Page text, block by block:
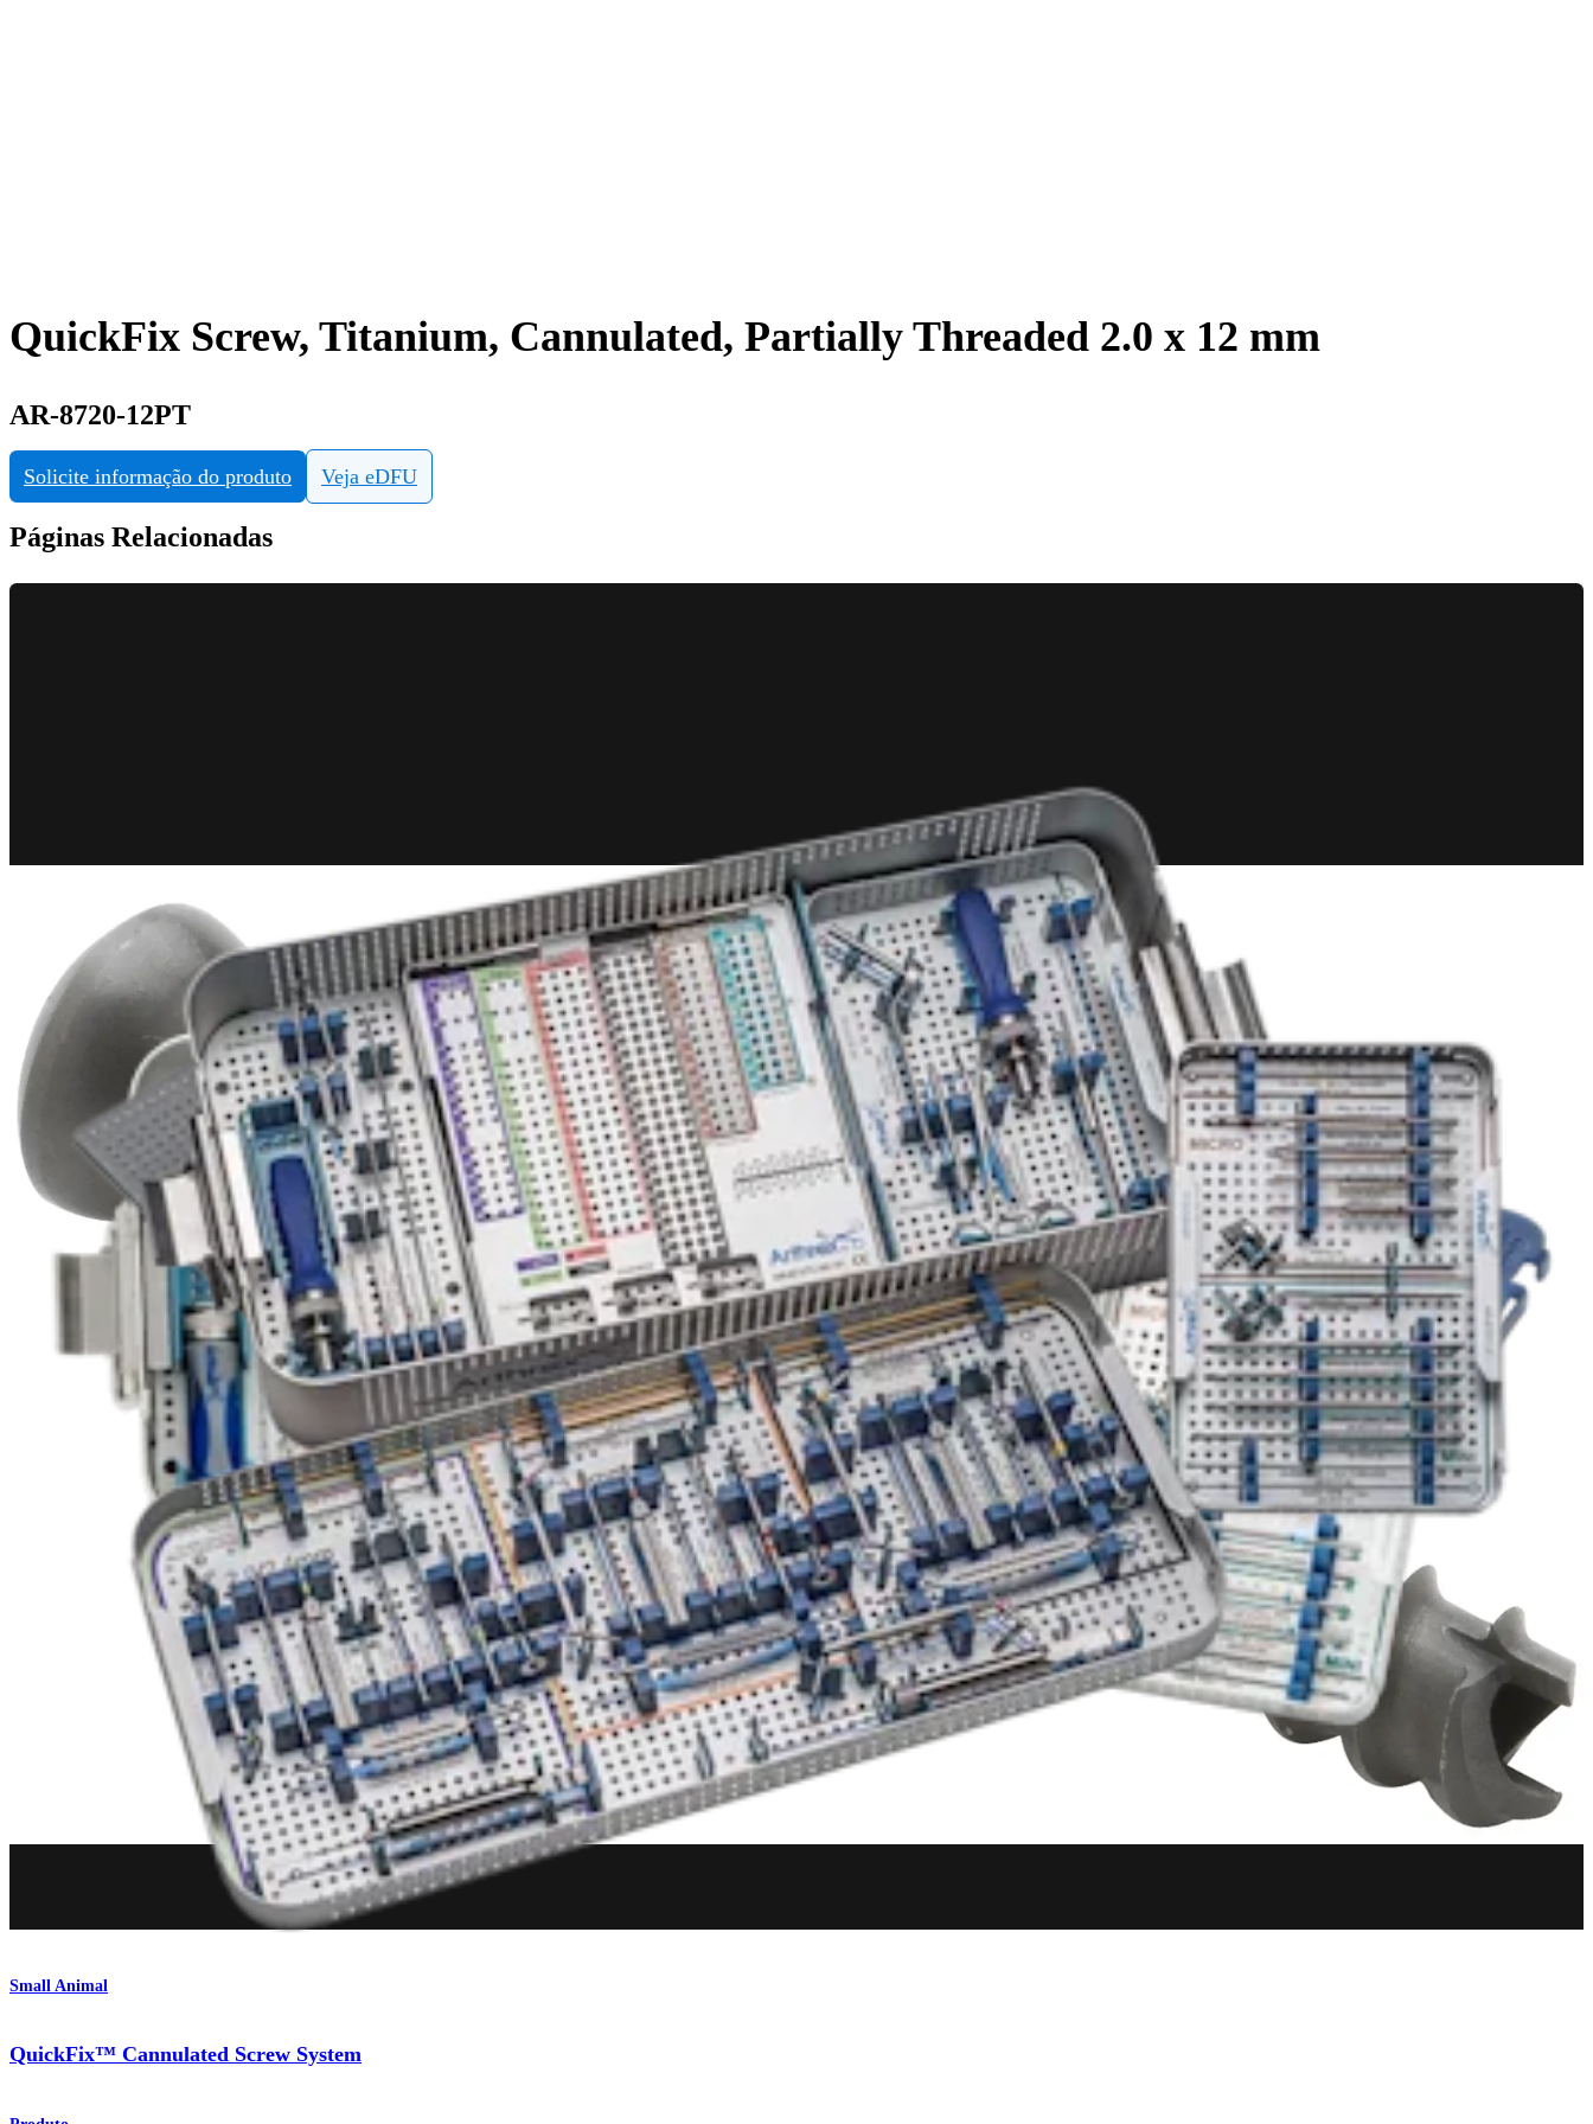
QuickFix Screw, Titanium, Cannulated, Partially Threaded 2.0 x 12 mm
AR-8720-12PT
Solicite informação do produto Veja eDFU
Páginas Relacionadas
Cannulated Screw System
Produto
Cannulated Screw System
Small Animal
QuickFix™ Cannulated Screw System